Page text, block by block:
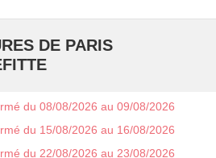
DE PARIS
du 08/08/2026 au 09/08/2026
du 15/08/2026 au 16/08/2026
du 22/08/2026 au 23/08/2026